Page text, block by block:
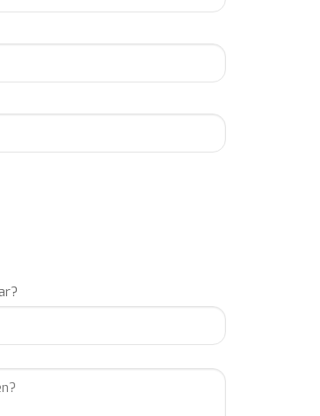
Macrooy, neem dan gerust
optionele verzekering, btw-%).
vele andere bekende artiesten,
een dag voorzien van een offerte.
plaatsen en de boeking(en) voor u
partner voor de regie,